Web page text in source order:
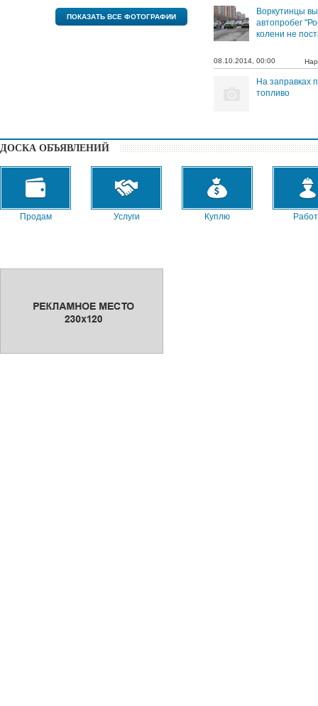
ПОКАЗАТЬ ВСЕ ФОТОГРАФИИ
Воркутинцы
автопробег
колени не
08.10.2014, 00:00
На заправках
топливо
ДОСКА ОБЪЯВЛЕНИЙ
Продам Услуги Куплю